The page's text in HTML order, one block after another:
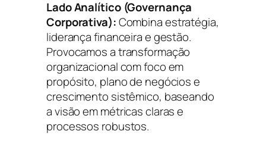
Lado Analítico (Governança
Corporativa):Combina estratégia,
liderança financeira e gestão.
Provocamos a transformação
organizacional com foco em
propósito, plano de negócios e
crescimento sistêmico, baseando
a visão em métricas claras e
processos robustos.